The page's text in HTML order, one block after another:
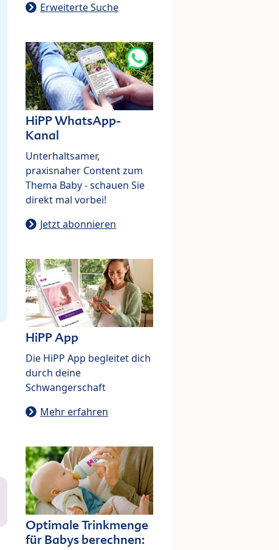
Erweiterte Suche
HiPP WhatsApp-
Kanal
Unterhaltsamer,
praxisnaher Content zum
Thema Baby - schauen Sie
direkt mal vorbei!
Jetzt abonnieren
HiPP App
Die HiPP App begleitet dich
durch deine
Schwangerschaft
Mehr erfahren
Optimale Trinkmenge
für Babys berechnen: